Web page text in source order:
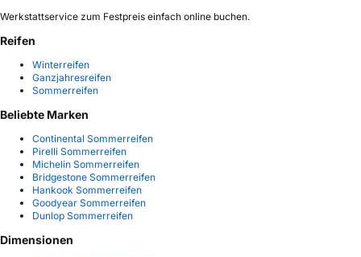
Werkstattservice zum Festpreis einfach online buchen.
Reifen
Winterreifen
Ganzjahresreifen
Sommerreifen
Beliebte Marken
Continental Sommerreifen
Pirelli Sommerreifen
Michelin Sommerreifen
Bridgestone Sommerreifen
Hankook Sommerreifen
Goodyear Sommerreifen
Dunlop Sommerreifen
Dimensionen